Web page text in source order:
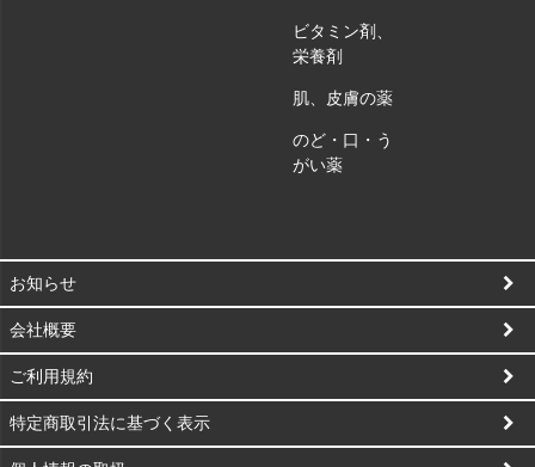
ビタミン剤、
栄養剤
肌、皮膚の薬
のど・口・う
がい薬
お知らせ
会社概要
ご利用規約
特定商取引法に基づく表示